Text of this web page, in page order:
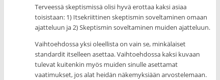
Terveessä skeptismissä olisi hyvä erottaa kaksi asiaa
toisistaan: 1) Itsekriittinen skeptismin soveltaminen omaan
ajatteluun ja 2) Skeptismin soveltaminen muiden ajatteluun.
Vaihtoehdossa yksi oleellista on vain se, minkälaiset
standardit itselleen asettaa. Vaihtoehdossa kaksi kuvaan
tulevat kuitenkin myös muiden sinulle asettamat
vaatimukset, jos alat heidän näkemyksiään arvostelemaan.